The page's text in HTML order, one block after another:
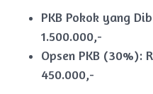
PKB Pokok yang
1.500.000,-
Opsen PKB (30%):
450.000,-